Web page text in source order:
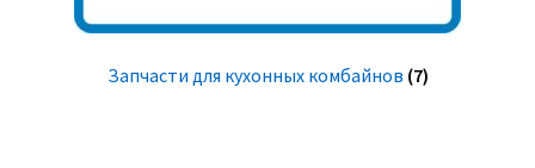
Запчасти для кухонных комбайнов (7)